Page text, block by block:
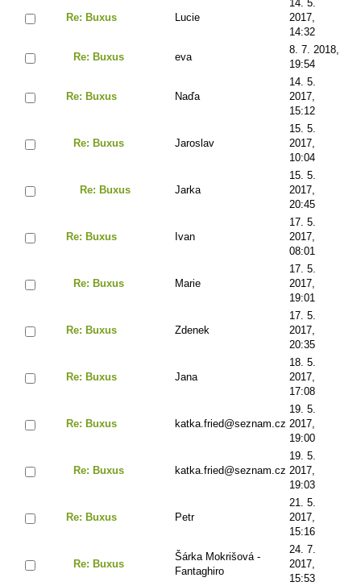
Re: Buxus Lucie
14. 5.
2017,
14:32
Re: Buxus eva
8. 7. 2018,
19:54
Re: Buxus Naďa
14. 5.
2017,
15:12
Re: Buxus Jaroslav
15. 5.
2017,
10:04
Re: Buxus Jarka
15. 5.
2017,
20:45
Re: Buxus Ivan
17. 5.
2017,
08:01
Re: Buxus Marie
17. 5.
2017,
19:01
Re: Buxus Zdenek
17. 5.
2017,
20:35
Re: Buxus Jana
18. 5.
2017,
17:08
Re: Buxus katka.fried@seznam.cz
19. 5.
2017,
19:00
Re: Buxus katka.fried@seznam.cz
19. 5.
2017,
19:03
Re: Buxus Petr
21. 5.
2017,
15:16
Re: Buxus
Šárka Mokrišová -
Fantaghiro
24. 7.
2017,
15:53